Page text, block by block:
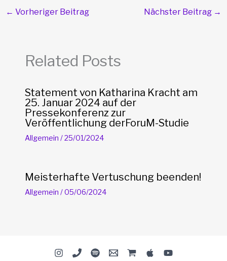
← Vorheriger Beitrag Nächster Beitrag →
Related Posts
Statement von Katharina Kracht am
25. Januar 2024 auf der
Pressekonferenz zur
Veröffentlichung derForuM-Studie
Allgemein /25/01/2024
Meisterhafte Vertuschung beenden!
Allgemein /05/06/2024